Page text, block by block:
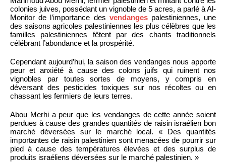
colonies juives, possédant un vignoble de 5 acres, a parlé à Al-
Monitor de l’importance des vendangespalestiniennes, une
des saisons agricoles palestiniennes les plus célèbres que les
familles palestiniennes fêtent par des chants traditionnels
célébrant l’abondance et la prospérité.
Cependant aujourd’hui, la saison des vendanges nous apporte
peur et anxiété à cause des colons juifs qui ruinent nos
vignobles par toutes sortes de moyens, y compris en
déversant des pesticides toxiques sur nos récoltes ou en
chassant les fermiers de leurs terres.
Abou Merhi a peur que les vendanges de cette année soient
perdues à cause des grandes quantités de raisin israélien bon
marché déversées sur le marché local. « Des quantités
importantes de raisin palestinien sont menacées de pourrir sur
pied à cause des températures élevées et des surplus de
produits israéliens déversées sur le marché palestinien. »